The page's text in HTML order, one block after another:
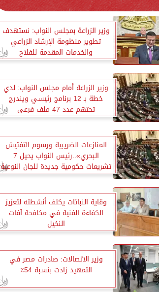
وزير الزراعة بمجلس النواب: نستهدف
تطوير منظومة الإرشاد الزراعي
والخدمات المقدمة للفلاح
وزير الزراعة أمام مجلس النواب: لدي
خطة بـ 12 برنامج رئيسي ويندرج
تحتهم عدد 47 ملف فرعى
المنازعات الضريبية ورسوم التفتيش
البحري»..رئيس النواب يحيل 7
تشريعات حكومية جديدة للجان النوعية
وقاية النباتات يكثف أنشطته لتعزيز
الكفاءة الفنية في مكافحة آفات
النخيل
وزير الاتصالات: صادرات مصر في
التمهيد زادت بنسبة 54٪